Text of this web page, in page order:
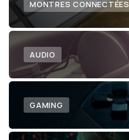
MONTRES CONNECTÉES
AUDIO
GAMING